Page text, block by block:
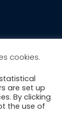
cookies.
are set up
By clicking
the use of